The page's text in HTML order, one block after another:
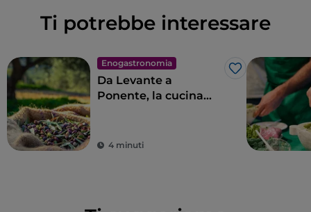
Ti potrebbe interessare
Enogastronomia
Like
Da Levante a
Ponente, la cucina
4 minuti